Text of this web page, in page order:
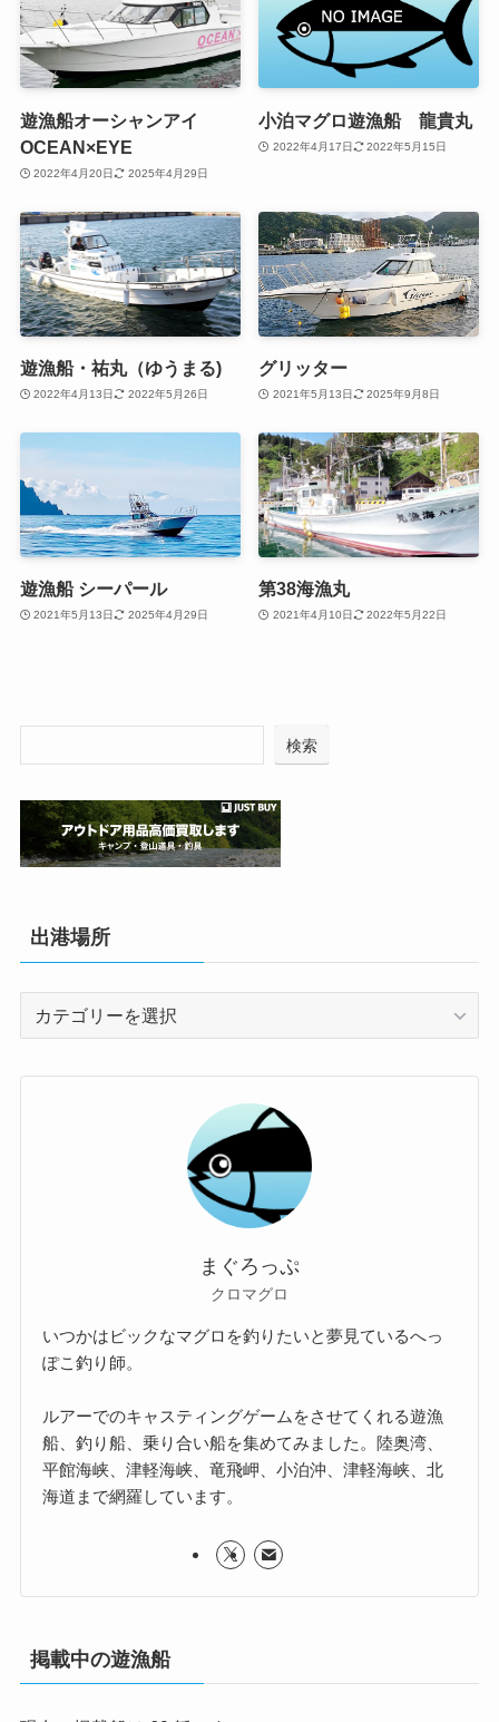
遊漁船オーシャンアイ
OCEAN×EYE
2022年4月20日 2025年4月29日
小泊マグロ遊漁船 龍貴丸
2022年4月17日 2022年5月15日
遊漁船・祐丸（ゆうまる)
2022年4月13日 2022年5月26日
グリッター
2021年5月13日 2025年9月8日
遊漁船 シーパール
2021年5月13日 2025年4月29日
第38海漁丸
2021年4月10日 2022年5月22日
検索
出港場所
まぐろっぷ
クロマグロ
いつかはビックなマグロを釣りたいと夢見ているへっ
ぽこ釣り師。
ルアーでのキャスティングゲームをさせてくれる遊漁
船、釣り船、乗り合い船を集めてみました。陸奥湾、
平館海峡、津軽海峡、竜飛岬、小泊沖、津軽海峡、北
海道まで網羅しています。
掲載中の遊漁船